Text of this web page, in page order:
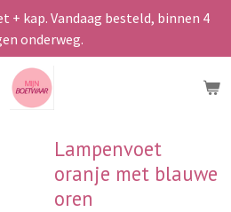
+ kap. Vandaag besteld, binnen 4
onderweg.
Lampenvoet
oranje met blauwe
oren